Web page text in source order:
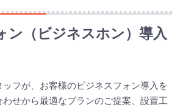
ン（ビジネスホン）導入
フが、お客様のビジネスフォン導入を
せから最適なプランのご提案、設置工